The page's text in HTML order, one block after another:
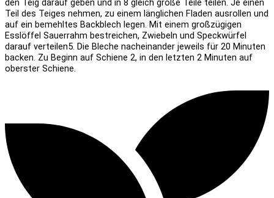
den Teig darauf geben und in 8 gleich große Teile teilen. Je einen
Teil des Teiges nehmen, zu einem länglichen Fladen ausrollen und
auf ein bemehltes Backblech legen. Mit einem großzügigen
Esslöffel Sauerrahm bestreichen, Zwiebeln und Speckwürfel
darauf verteilen5. Die Bleche nacheinander jeweils für 20 Minuten
backen. Zu Beginn auf Schiene 2, in den letzten 2 Minuten auf
oberster Schiene.